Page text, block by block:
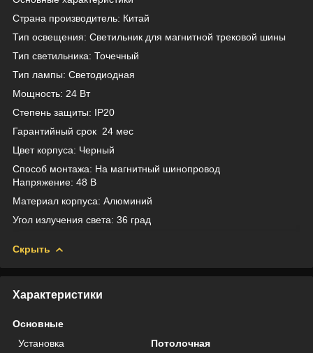
Страна производитель: Китай
Тип освещения: Светильник для магнитной трековой шины
Тип светильника: Точечный
Тип лампы: Светодиодная
Мощность: 24 Вт
Степень защиты: IP20
Гарантийный срок 24 мес
Цвет корпуса: Черный
Способ монтажа: На магнитный шинопровод
Напряжение: 48 В
Материал корпуса: Алюминий
Угол излучения света: 36 град
Скрыть
Характеристики
Основные
Установка
Потолочная